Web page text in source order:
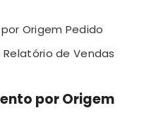
Origem Pedido
de Vendas
por Origem